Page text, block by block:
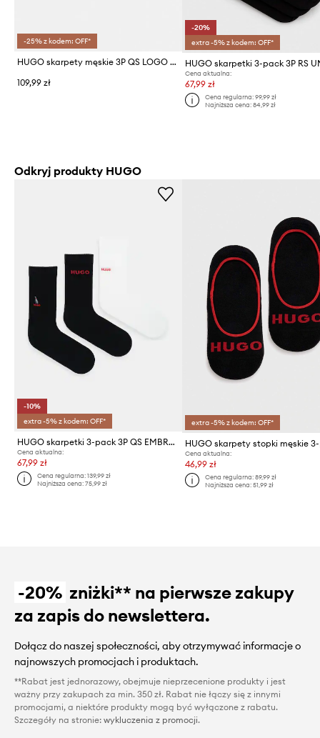
-25% z kodem: OFF*
HUGO skarpety męskie 3P QS LOGO AOP CC 3-pack
109,99 zł
-20%
extra -5% z kodem: OFF*
HUGO skarpetki 3-pack 3P RS
Cena aktualna:
67,99 zł
Cena regularna: 99,99 zł
Najniższa cena: 84,99 zł
Odkryj produkty HUGO
-10%
extra -5% z kodem: OFF*
HUGO skarpetki 3-pack 3P QS EMBROIDERY CC
Cena aktualna:
67,99 zł
Cena regularna:139,99 zł
Najniższa cena:75,99 zł
extra -5% z kodem: OFF*
HUGO skarpety stopki męskie
Cena aktualna:
46,99 zł
Cena regularna: 89,99 zł
Najniższa cena: 51,99 zł
-20% zniżki** na pierwsze zakupy
za zapis do newslettera.
Dołącz do naszej społeczności, aby otrzymywać informacje o
najnowszych promocjach i produktach.
**Rabat jest jednorazowy, obejmuje nieprzecenione produkty i jest
ważny przy zakupach za min. 350 zł. Rabat nie łączy się z innymi
promocjami, a niektóre produkty mogą być wyłączone z rabatu.
Szczegóły na stronie: wykluczenia z promocji.